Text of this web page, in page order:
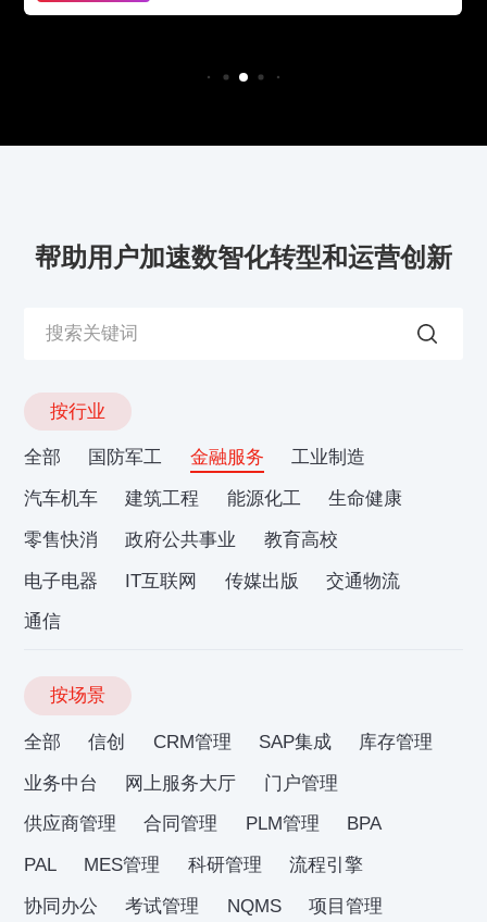
帮助用户加速数智化转型和运营创新
按行业
全部 国防军工 金融服务
工业制造
汽车机车
建筑工程 能源化工
生命健康
零售快消
政府公共事业
教育高校
电子电器
IT互联网 传媒出版
交通物流
通信
按场景
全部 信创 CRM管理 SAP集成
库存管理
业务中台
网上服务大厅
门户管理
供应商管理
合同管理 PLM管理
BPA
PAL
MES管理 科研管理
流程引擎
协同办公
考试管理 NQMS
项目管理